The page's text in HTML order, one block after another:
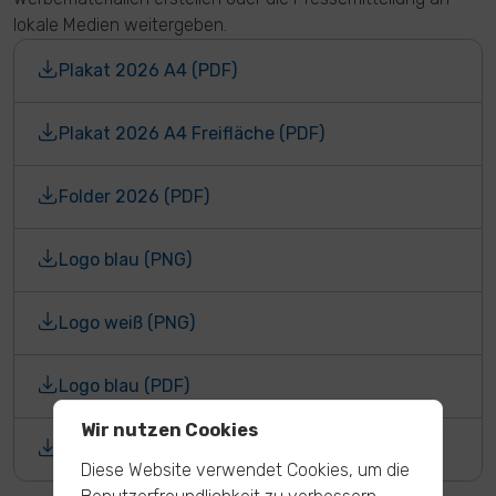
lokale Medien weitergeben.
Plakat 2026 A4 (PDF)
Plakat 2026 A4 Freifläche (PDF)
Folder 2026 (PDF)
Logo blau (PNG)
Logo weiß (PNG)
Logo blau (PDF)
Wir nutzen Cookies
Diese Website verwendet Cookies, um die